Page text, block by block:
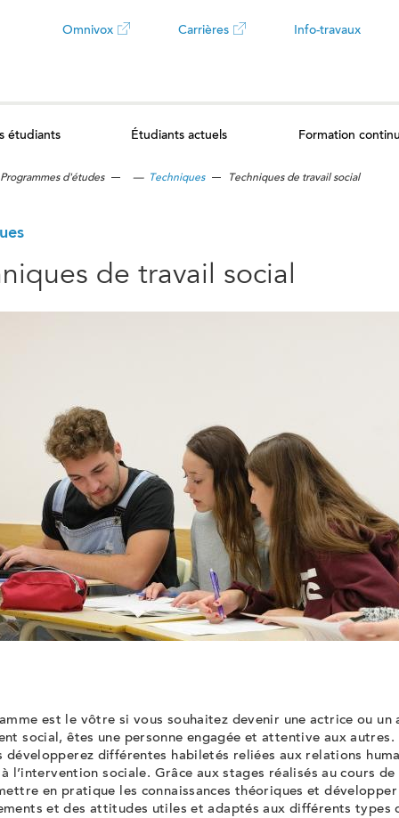
Omnivox
nouvel
Carrières
ouvrira
dans
nouvel
Info-travaux
étudiants Étudiants actuels Formation
Programmes d'études — Techniques Techniques de travail social
de travail social
est le vôtre si vous souhaitez devenir une actrice ou un
social, êtes une personne engagée et attentive aux autres.
développerez différentes habiletés reliées aux relations
à l’intervention sociale. Grâce aux stages réalisés au cours
en pratique les connaissances théoriques et
et des attitudes utiles et adaptés aux différents